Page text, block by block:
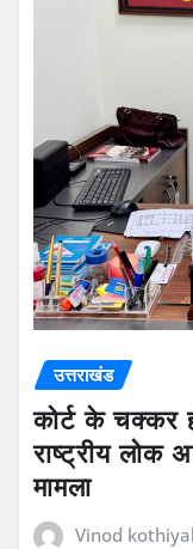
उत्तराखंड
कोर्ट के चक्कर
राष्ट्रीय लोक
मामला
Vinod kothiyal